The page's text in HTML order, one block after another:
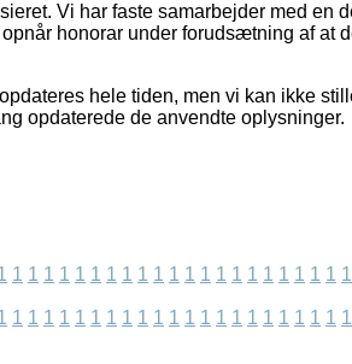
Vi har faste samarbejder med en
honorar under forudsætning af at
hele tiden, men vi kan ikke
opdaterede de anvendte oplysninger.
1 1 1 1 1 1 1 1 1 1 1 1 1 1 1 1 1 1 1 1 1 1
1 1 1 1 1 1 1 1 1 1 1 1 1 1 1 1 1 1 1 1 1 1